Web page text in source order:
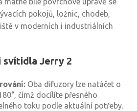
pokojů, ložnic, chodeb,
v moderních i industriálních
svítidla Jerry 2
Oba difuzory lze natáčet o
čímž docílíte přesného
toku podle aktuální potřeby.